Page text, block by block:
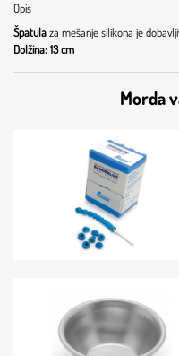
Opis
Špatulaza mešanje silikona je
Dolžina: 13 cm
Morda